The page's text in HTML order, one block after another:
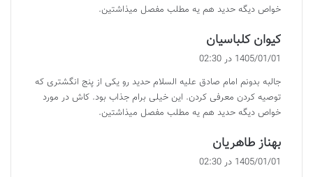
خواص دیگه حدید هم یه مطلب مفصل میذاشتین.
کیوان کلباسیان
ف
:
1405/01/01 در 02:30
جالبه بدونم امام صادق علیه السلام حدید رو یکی از پنج انگشتری که
توصیه کردن معرفی کردن. این خیلی برام جذاب بود. کاش در مورد
خواص دیگه حدید هم یه مطلب مفصل میذاشتین.
بهناز طاهریان
1405/01/01 در 02:30